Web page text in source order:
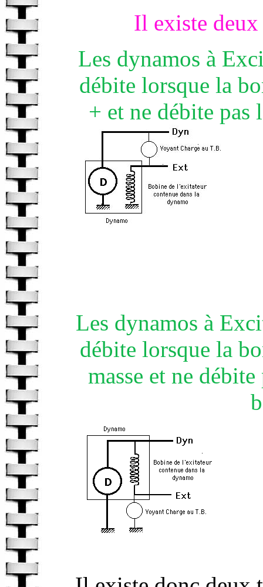
Il existe
Les dynamos à
débite lorsque la
+ et ne débite pas
Les dynamos à
débite lorsque la
masse et ne